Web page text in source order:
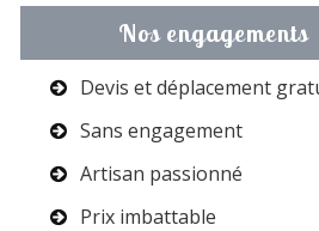
Nos engagements
Devis et déplacement
Sans engagement
Artisan passionné
Prix imbattable